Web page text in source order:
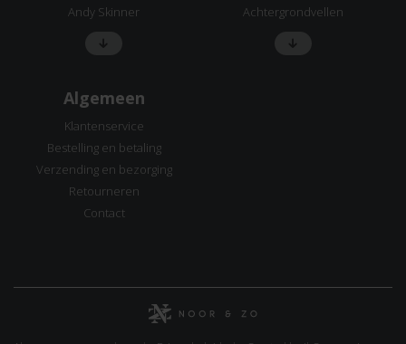
Andy Skinner
Achtergrondvellen
Algemeen
Klantenservice
Bestelling en betaling
Verzending en bezorging
Retourneren
Contact